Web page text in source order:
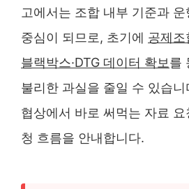
고에서는 조합 내부 기준과 운
중심이 되므로, 초기에 공제
블랙박스·DTG 데이터 확보를
불리한 과실을 줄일 수 있습
협상에서 바로 써먹는 자료
청 흐름을 안내합니다.